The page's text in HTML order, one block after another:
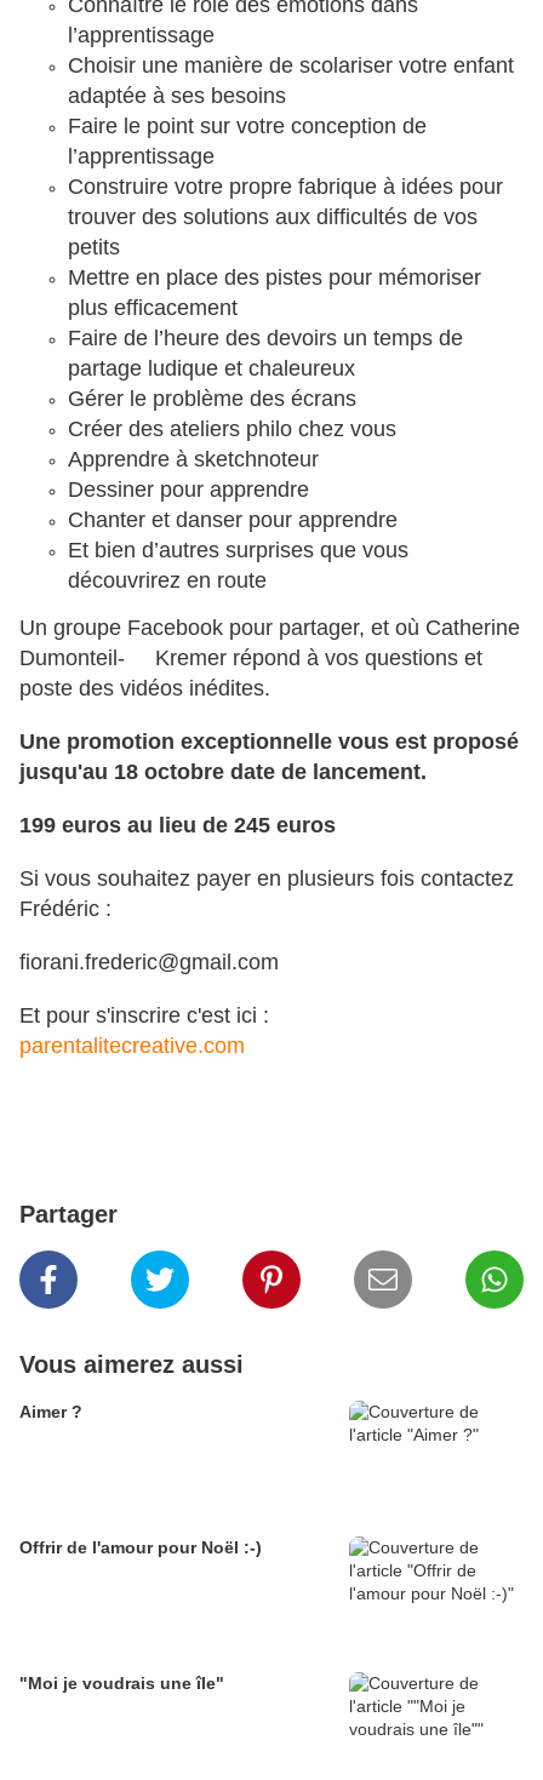
Connaître le rôle des émotions dans
l’apprentissage
Choisir une manière de scolariser votre enfant
adaptée à ses besoins
Faire le point sur votre conception de
l’apprentissage
Construire votre propre fabrique à idées pour
trouver des solutions aux difficultés de vos
petits
Mettre en place des pistes pour mémoriser
plus efficacement
Faire de l’heure des devoirs un temps de
partage ludique et chaleureux
Gérer le problème des écrans
Créer des ateliers philo chez vous
Apprendre à sketchnoteur
Dessiner pour apprendre
Chanter et danser pour apprendre
Et bien d’autres surprises que vous
découvrirez en route
Un groupe Facebook pour partager, et où Catherine
Dumonteil- Kremer répond à vos questions et
poste des vidéos inédites.
Une promotion exceptionnelle vous est proposé
jusqu'au 18 octobre date de lancement.
199 euros au lieu de 245 euros
Si vous souhaitez payer en plusieurs fois contactez
Frédéric :
fiorani.frederic@gmail.com
Et pour s'inscrire c'est ici :
parentalitecreative.com
Partager
Vous aimerez aussi
Aimer ?
Offrir de l'amour pour Noël :-)
"Moi je voudrais une île"